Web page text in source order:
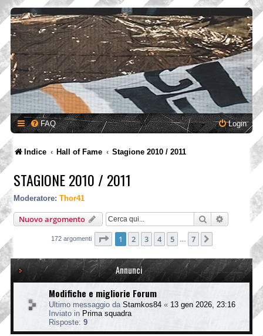
FAQ Login
Indice Hall of Fame Stagione 2010 / 2011
STAGIONE 2010 / 2011
Moderatore: Thor41
Nuovo argomento Cerca Ricerca
172 argomenti Pagina di
1 2 3 4 5 7
Annunci
Modifiche e migliorie Forum
Ultimo messaggio da Stamkos84 « 13 gen 2026, 23:16
Inviato in Prima squadra
Risposte: 9